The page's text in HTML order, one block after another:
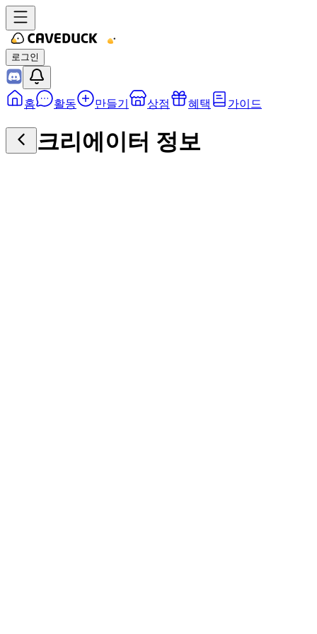
로그인
홈 활동 만들기 상점 혜택 가이드
크리에이터 정보